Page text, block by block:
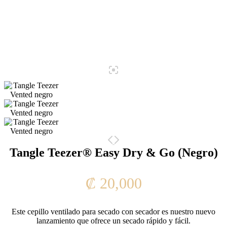
Tangle Teezer® Easy Dry & Go (Negro)
₡ 20,000
Este cepillo ventilado para secado con secador es nuestro nuevo
lanzamiento que ofrece un secado rápido y fácil.